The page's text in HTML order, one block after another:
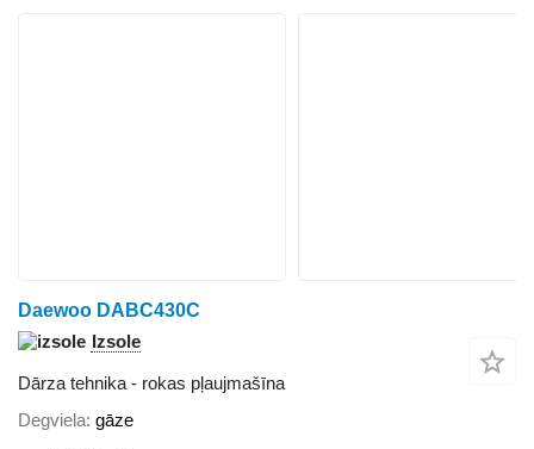
Daewoo DABC430C
Izsole
Dārza tehnika - rokas pļaujmašīna
Degviela gāze